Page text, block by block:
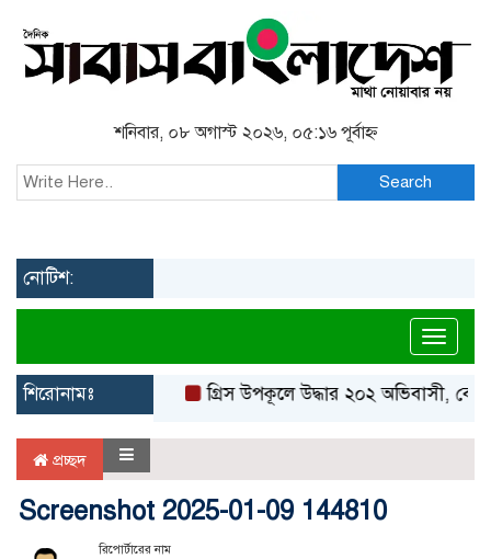
শনিবার, ০৮ অগাস্ট ২০২৬, ০৫:১৬ পূর্বাহ্ন
Search
নোটিশ:
শিরোনামঃ গ্রিস উপকূলে উদ্ধার ২০২ অভিবাসী,
প্রচ্ছদ
Screenshot 2025-01-09 144810
রিপোর্টারের নাম